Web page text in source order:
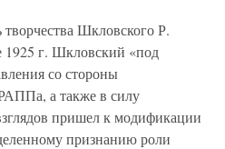
Шкловского Р.
г. Шкловский «под
со стороны
а также в силу
пришел к модификации
признанию роли